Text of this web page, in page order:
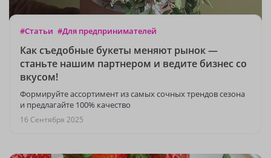
#Статьи #Для предпринимателей
Как съедобные букеты меняют рынок —
станьте нашим партнером и ведите бизнес со
вкусом!
Формируйте ассортимент из самых сочных трендов сезона
и предлагайте 100% качество
16 Сентября 2025